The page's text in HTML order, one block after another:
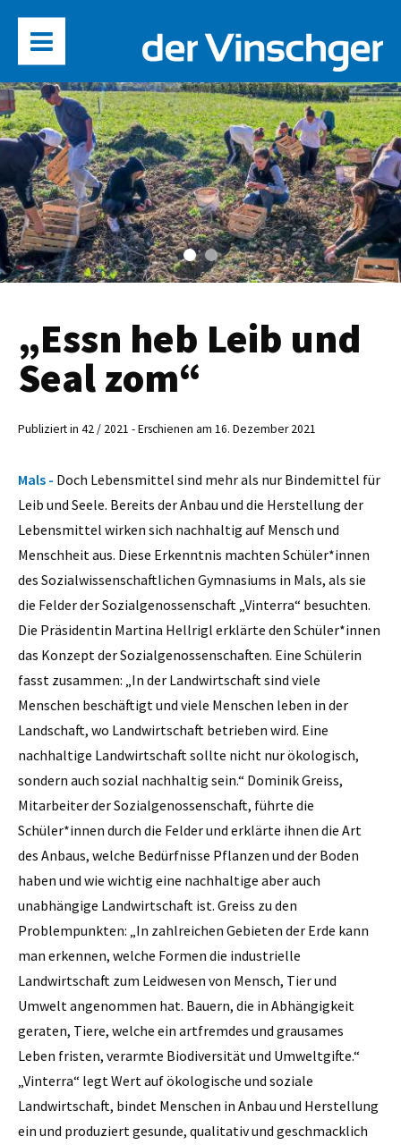
„Essn heb Leib und
Seal zom“
Publiziert in 42 / 2021 - Erschienen am 16. Dezember 2021
Mals - Doch Lebensmittel sind mehr als nur Bindemittel für
Leib und Seele. Bereits der Anbau und die Herstellung der
Lebensmittel wirken sich nachhaltig auf Mensch und
Menschheit aus. Diese Erkenntnis machten Schüler*innen
des Sozialwissenschaftlichen Gymnasiums in Mals, als sie
die Felder der Sozialgenossenschaft „Vinterra“ besuchten.
Die Präsidentin Martina Hellrigl erklärte den Schüler*innen
das Konzept der Sozialgenossenschaften. Eine Schülerin
fasst zusammen: „In der Landwirtschaft sind viele
Menschen beschäftigt und viele Menschen leben in der
Landschaft, wo Landwirtschaft betrieben wird. Eine
nachhaltige Landwirtschaft sollte nicht nur ökologisch,
sondern auch sozial nachhaltig sein.“ Dominik Greiss,
Mitarbeiter der Sozialgenossenschaft, führte die
Schüler*innen durch die Felder und erklärte ihnen die Art
des Anbaus, welche Bedürfnisse Pflanzen und der Boden
haben und wie wichtig eine nachhaltige aber auch
unabhängige Landwirtschaft ist. Greiss zu den
Problempunkten: „In zahlreichen Gebieten der Erde kann
man erkennen, welche Formen die industrielle
Landwirtschaft zum Leidwesen von Mensch, Tier und
Umwelt angenommen hat. Bauern, die in Abhängigkeit
geraten, Tiere, welche ein artfremdes und grausames
Leben fristen, verarmte Biodiversität und Umweltgifte.“
„Vinterra“ legt Wert auf ökologische und soziale
Landwirtschaft, bindet Menschen in Anbau und Herstellung
ein und produziert gesunde, qualitativ und geschmacklich